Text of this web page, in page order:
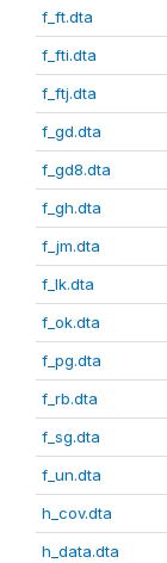
f_ft.dta
f_fti.dta
f_ftj.dta
f_gd.dta
f_gd8.dta
f_gh.dta
f_jm.dta
f_lk.dta
f_ok.dta
f_pg.dta
f_rb.dta
f_sg.dta
f_un.dta
h_cov.dta
h_data.dta